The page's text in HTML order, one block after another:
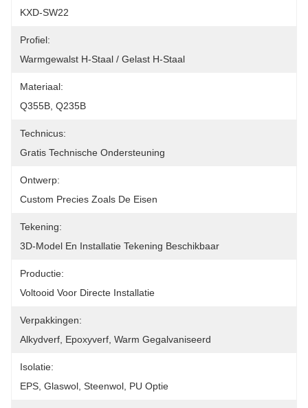
KXD-SW22
Profiel:
Warmgewalst H-Staal / Gelast H-Staal
Materiaal:
Q355B, Q235B
Technicus:
Gratis Technische Ondersteuning
Ontwerp:
Custom Precies Zoals De Eisen
Tekening:
3D-Model En Installatie Tekening Beschikbaar
Productie:
Voltooid Voor Directe Installatie
Verpakkingen:
Alkydverf, Epoxyverf, Warm Gegalvaniseerd
Isolatie:
EPS, Glaswol, Steenwol, PU Optie